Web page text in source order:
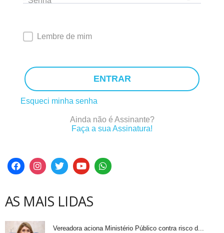
Lembre de mim
ENTRAR
Esqueci minha senha
Ainda não é Assinante?
Faça a sua Assinatura!
AS MAIS LIDAS
Vereadora aciona Ministério Público contra risco d...